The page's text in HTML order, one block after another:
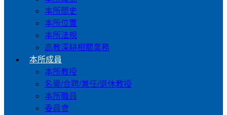
本所簡史
本所位置
本所法規
高教深耕相關業務
本所成員
本所教授
名譽/合聘/兼任/退休教授
本所職員
委員會